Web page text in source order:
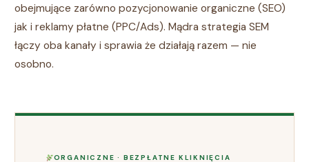
obejmujące zarówno pozycjonowanie organiczne (SEO)
jak i reklamy płatne (PPC/Ads). Mądra strategia SEM
łączy oba kanały i sprawia że działają razem — nie
osobno.
ORGANICZNE · BEZPŁATNE KLIKNIĘCIA